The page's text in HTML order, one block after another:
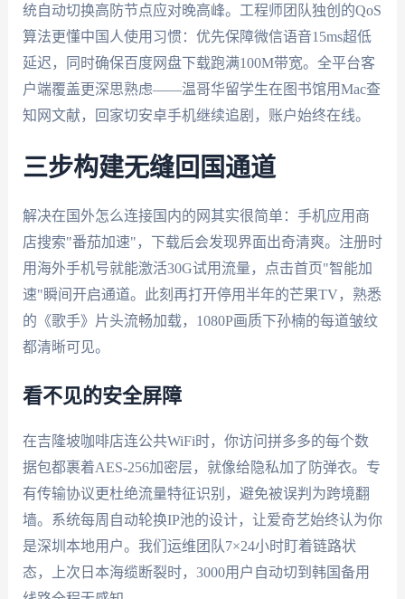
统自动切换高防节点应对晚高峰。工程师团队独创的QoS
算法更懂中国人使用习惯：优先保障微信语音15ms超低
延迟，同时确保百度网盘下载跑满100M带宽。全平台客
户端覆盖更深思熟虑——温哥华留学生在图书馆用Mac查
知网文献，回家切安卓手机继续追剧，账户始终在线。
三步构建无缝回国通道
解决在国外怎么连接国内的网其实很简单：手机应用商
店搜索"番茄加速"，下载后会发现界面出奇清爽。注册时
用海外手机号就能激活30G试用流量，点击首页"智能加
速"瞬间开启通道。此刻再打开停用半年的芒果TV，熟悉
的《歌手》片头流畅加载，1080P画质下孙楠的每道皱纹
都清晰可见。
看不见的安全屏障
在吉隆坡咖啡店连公共WiFi时，你访问拼多多的每个数
据包都裹着AES-256加密层，就像给隐私加了防弹衣。专
有传输协议更杜绝流量特征识别，避免被误判为跨境翻
墙。系统每周自动轮换IP池的设计，让爱奇艺始终认为你
是深圳本地用户。我们运维团队7×24小时盯着链路状
态，上次日本海缆断裂时，3000用户自动切到韩国备用